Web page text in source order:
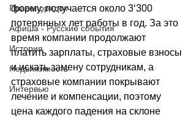
Правопорядок
Афиша - Русские события
История
Недвижимость
Интервью
форму, получается около 3‘300
потерянных лет работы в год. За это
время компании продолжают
платить зарплаты, страховые взносы
и искать замену сотрудникам, а
страховые компании покрывают
лечение и компенсации, поэтому
цена каждого падения на склоне